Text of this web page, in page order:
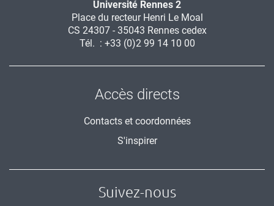
Université Rennes 2
Place du recteur Henri Le Moal
CS 24307 - 35043 Rennes cedex
Tél. : +33 (0)2 99 14 10 00
Accès directs
Contacts et coordonnées
S'inspirer
Suivez-nous